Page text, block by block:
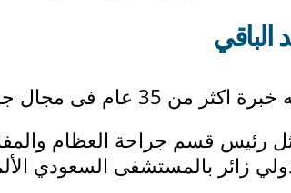
الباقي
جراحة العظام والمفاصل.
رئيس قسم جراحة العظام
زائر بالمستشفى السعودي